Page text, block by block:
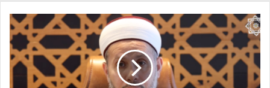
ب
ر
د